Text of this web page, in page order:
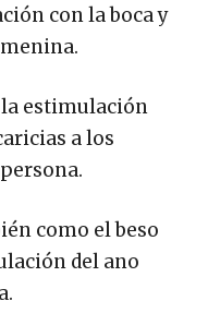
con la boca y
estimulación
a los
como el beso
del ano